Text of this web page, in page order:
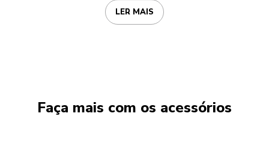
LER MAIS
Faça mais com os acessórios